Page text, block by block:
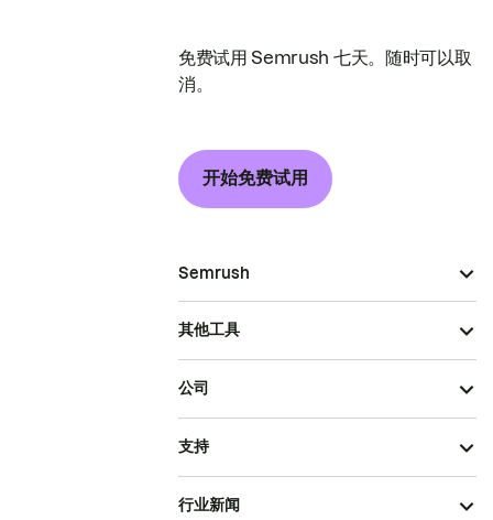
免费试用 Semrush 七天。随时可以取
消。
开始免费试用
Semrush
其他工具
公司
支持
行业新闻